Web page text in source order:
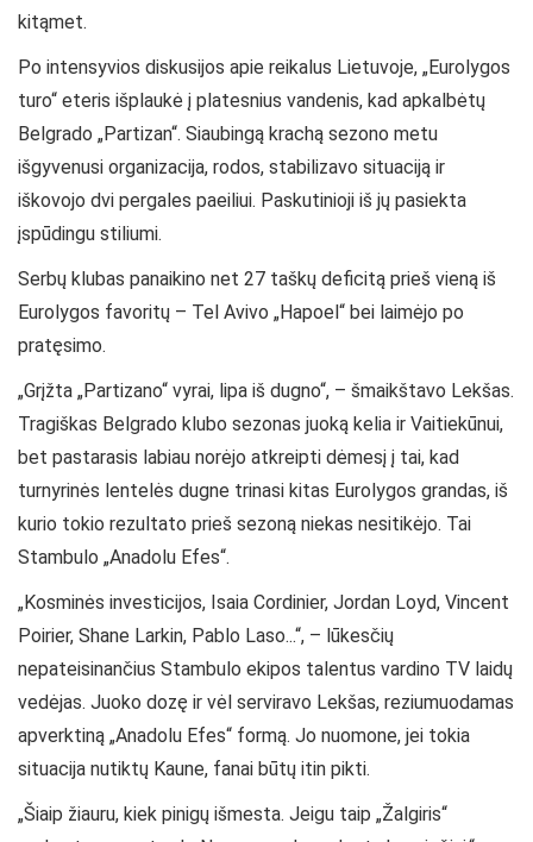
kitąmet.
Po intensyvios diskusijos apie reikalus Lietuvoje, „Eurolygos
turo“ eteris išplaukė į platesnius vandenis, kad apkalbėtų
Belgrado „Partizan“. Siaubingą krachą sezono metu
išgyvenusi organizacija, rodos, stabilizavo situaciją ir
iškovojo dvi pergales paeiliui. Paskutinioji iš jų pasiekta
įspūdingu stiliumi.
Serbų klubas panaikino net 27 taškų deficitą prieš vieną iš
Eurolygos favoritų – Tel Avivo „Hapoel“ bei laimėjo po
pratęsimo.
„Grįžta „Partizano“ vyrai, lipa iš dugno“, – šmaikštavo Lekšas.
Tragiškas Belgrado klubo sezonas juoką kelia ir Vaitiekūnui,
bet pastarasis labiau norėjo atkreipti dėmesį į tai, kad
turnyrinės lentelės dugne trinasi kitas Eurolygos grandas, iš
kurio tokio rezultato prieš sezoną niekas nesitikėjo. Tai
Stambulo „Anadolu Efes“.
„Kosminės investicijos, Isaia Cordinier, Jordan Loyd, Vincent
Poirier, Shane Larkin, Pablo Laso...“, – lūkesčių
nepateisinančius Stambulo ekipos talentus vardino TV laidų
vedėjas. Juoko dozę ir vėl serviravo Lekšas, reziumuodamas
apverktiną „Anadolu Efes“ formą. Jo nuomone, jei tokia
situacija nutiktų Kaune, fanai būtų itin pikti.
„Šiaip žiauru, kiek pinigų išmesta. Jeigu taip „Žalgiris“